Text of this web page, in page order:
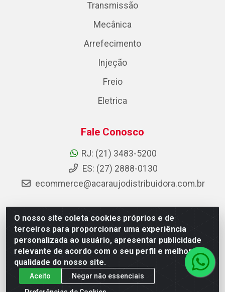
O nosso site coleta cookies próprios e de
terceiros para proporcionar uma experiência
personalizada ao usuário, apresentar publicidade
relevante de acordo com o seu perfil e melhorar a
qualidade do nosso site.
Aceito
Negar não essenciais
Transmissão
Mecânica
Arrefecimento
Injeção
Freio
Eletrica
Fale Conosco
RJ: (21) 3483-5200
ES: (27) 2888-0130
ecommerce@acaraujodistribuidora.com.br
AC Araujo Distribuidora - Rua Carneiro de Campos, 42 -
São Cristóvão, Rio de Janeiro/RJ - CEP 20.920-410 -
CNPJ 08.744.753/0003-85